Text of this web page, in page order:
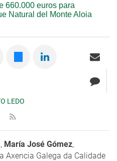
660.000 euros para
Natural del Monte Aloia
LEDO
María José Gómez,
Axencia Galega da Calidade